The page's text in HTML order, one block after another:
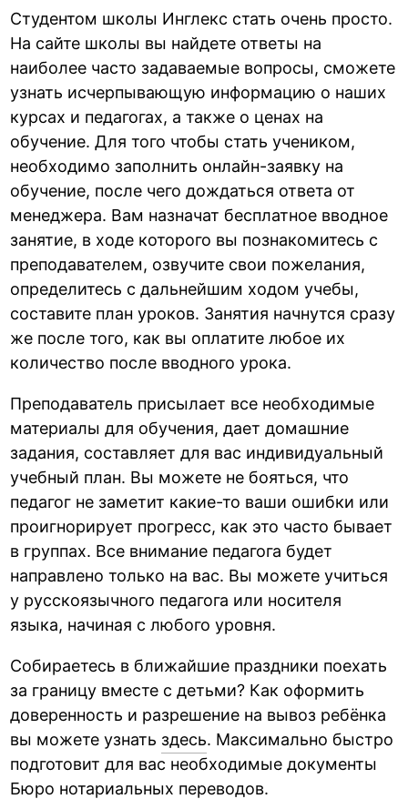
Студентом школы Инглекс стать очень просто.
На сайте школы вы найдете ответы на
наиболее часто задаваемые вопросы, сможете
узнать исчерпывающую информацию о наших
курсах и педагогах, а также о ценах на
обучение. Для того чтобы стать учеником,
необходимо заполнить онлайн-заявку на
обучение, после чего дождаться ответа от
менеджера. Вам назначат бесплатное вводное
занятие, в ходе которого вы познакомитесь с
преподавателем, озвучите свои пожелания,
определитесь с дальнейшим ходом учебы,
составите план уроков. Занятия начнутся сразу
же после того, как вы оплатите любое их
количество после вводного урока.
Преподаватель присылает все необходимые
материалы для обучения, дает домашние
задания, составляет для вас индивидуальный
учебный план. Вы можете не бояться, что
педагог не заметит какие-то ваши ошибки или
проигнорирует прогресс, как это часто бывает
в группах. Все внимание педагога будет
направлено только на вас. Вы можете учиться
у русскоязычного педагога или носителя
языка, начиная с любого уровня.
Собираетесь в ближайшие праздники поехать
за границу вместе с детьми? Как оформить
доверенность и разрешение на вывоз ребёнка
вы можете узнать здесь. Максимально быстро
подготовит для вас необходимые документы
Бюро нотариальных переводов.